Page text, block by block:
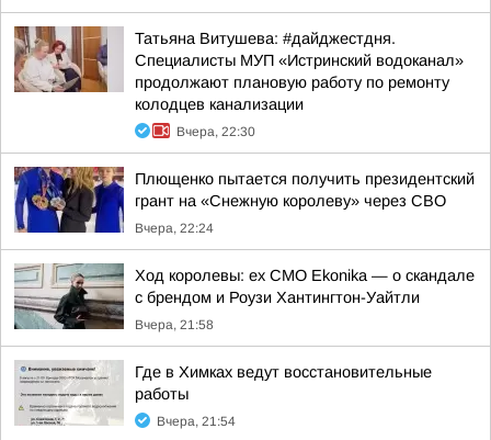
Татьяна Витушева: #дайджестдня.
Специалисты МУП «Истринский водоканал»
продолжают плановую работу по ремонту
колодцев канализации
Вчера, 22:30
Плющенко пытается получить президентский
грант на «Снежную королеву» через СВО
Вчера, 22:24
Ход королевы: ex CMO Ekonika — о скандале
с брендом и Роузи Хантингтон-Уайтли
Вчера, 21:58
Где в Химках ведут восстановительные
работы
Вчера, 21:54